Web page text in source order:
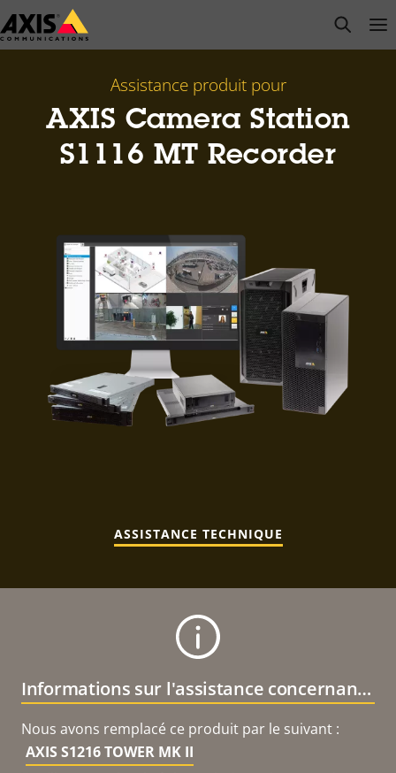
Passer
au
open
Assistance produit pour
AXIS Camera Station
S1116 MT Recorder
ASSISTANCE TECHNIQUE
Informations sur l'assistance concernant le produit
Nous avons remplacé ce produit par le suivant :
AXIS S1216 TOWER MK II